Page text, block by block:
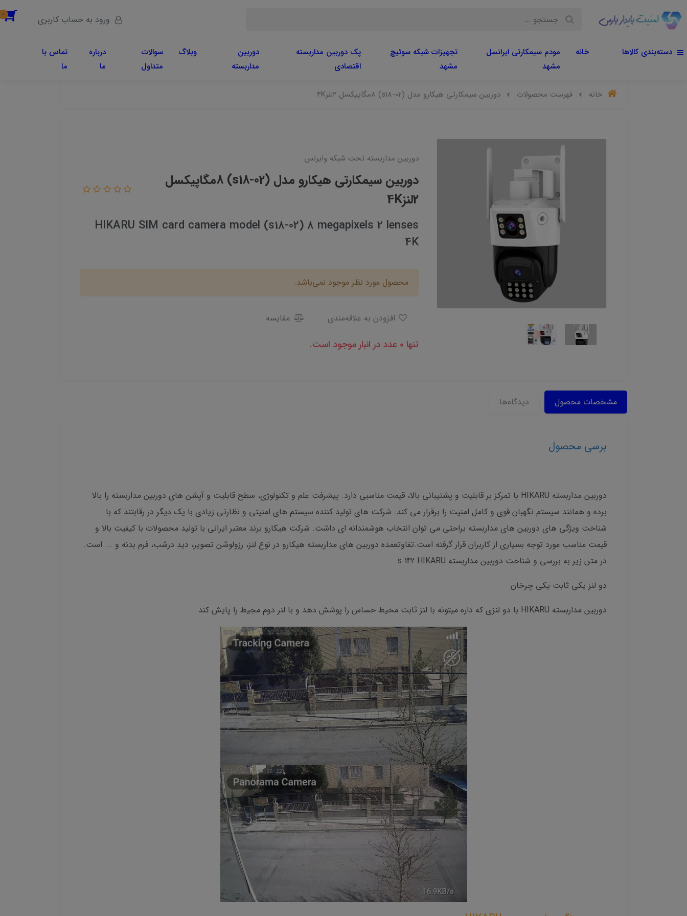
ورود به حساب کاربری 0
دسته‌بندی کالاها خانه
مودم سیمکارتی ایرانسل
مشهد
تجهیزات شبکه سوئیچ
مشهد
پک دوربین مداربسته
اقتصادی
دوربین
مداربسته
وبلاگ
سوالات
متداول
درباره
ما
تماس با
ما
خانه فهرست محصولات دوربین سیمکارتی هیکارو مدل (s18-02) 8مگاپیکسل 2لنز4K
دوربین مداربسته تحت شبکه وایرلس
دوربین سیمکارتی هیکارو مدل (s18-02) 8مگاپیکسل
2لنز4K
HIKARU SIM card camera model (s18-02) 8 megapixels 2 lenses
4K
محصول مورد نظر موجود نمی‌باشد.
مقایسه
تنها 0 عدد در انبار موجود است.
مشخصات محصول دیدگاه‌ها
برسی محصول
دوربین مداربسته HIKARU با تمرکز بر قابلیت و پشتیبانی بالا، قیمت مناسبی دارد. پیشرفت علم و تکنولوژی، سطح قابلیت و آپشن های دوربین مداربسته را بالا
برده و همانند سیستم نگهبان قوی و کامل امنیت را برقرار می کند. شرکت های تولید کننده سیستم های امنیتی و نظارتی زیادی با یک دیگر در رقابتند که با
شناخت ویژگی های دوربین های مداربسته براحتی می توان انتخاب هوشمندانه ای داشت. شرکت هیکارو برند معتبر ایرانی با تولید محصولات با کیفیت بالا و
قیمت مناسب مورد توجه بسیاری از کاربران قرار گرفته است.تفاوتعمده دوربین های مداربسته هیکارو در نوع لنز، رزولوشن تصویر، دید درشب، فرم بدنه و ... است.
در متن زیر به بررسی و شناخت دوربین مداربسته s 142 HIKARU
دو لنز یکی ثابت یکی چرخان
دوربین مداربسته HIKARU با دو لنزی که داره میتونه با لنز ثابت محیط حساس را پوشش دهد و با لنر دوم مجیط را پایش کند